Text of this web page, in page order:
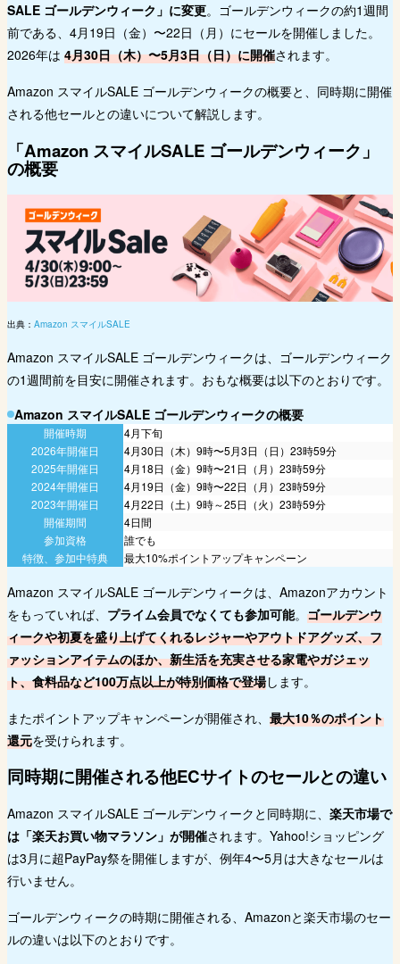
SALE ゴールデンウィーク」に変更。ゴールデンウィークの約1週間
前である、4月19日（金）〜22日（月）にセールを開催しました。
2026年は 4月30日（木）〜5月3日（日）に開催されます。
Amazon スマイルSALE ゴールデンウィークの概要と、同時期に開催
される他セールとの違いについて解説します。
「Amazon スマイルSALE ゴールデンウィーク」
の概要
出典： Amazon スマイルSALE
Amazon スマイルSALE ゴールデンウィークは、ゴールデンウィーク
の1週間前を目安に開催されます。おもな概要は以下のとおりです。
Amazon スマイルSALE ゴールデンウィークの概要
開催時期
4月下旬
2026年開催日
4月30日（木）9時〜5月3日（日）23時59分
2025年開催日
4月18日（金）9時〜21日（月）23時59分
2024年開催日
4月19日（金）9時〜22日（月）23時59分
2023年開催日
4月22日（土）9時～25日（火）23時59分
開催期間
4日間
参加資格
誰でも
特徴、参加中特典
最大10%ポイントアップキャンペーン
Amazon スマイルSALE ゴールデンウィークは、Amazonアカウント
をもっていれば、 プライム会員でなくても参加可能。 ゴールデンウ
ィークや初夏を盛り上げてくれるレジャーやアウトドアグッズ、フ
ァッションアイテムのほか、新生活を充実させる家電やガジェッ
ト、食料品など100万点以上が特別価格で登場します。
またポイントアップキャンペーンが開催され、 最大10％のポイント
還元を受けられます。
同時期に開催される他ECサイトのセールとの違い
Amazon スマイルSALE ゴールデンウィークと同時期に、 楽天市場で
は「楽天お買い物マラソン」が開催されます。Yahoo!ショッピング
は3月に超PayPay祭を開催しますが、例年4〜5月は大きなセールは
行いません。
ゴールデンウィークの時期に開催される、Amazonと楽天市場のセー
ルの違いは以下のとおりです。